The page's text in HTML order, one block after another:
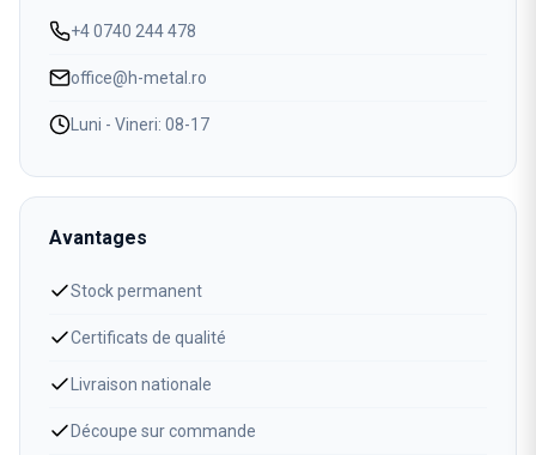
+4 0740 244 478
office@h-metal.ro
Luni - Vineri: 08-17
Avantages
Stock permanent
Certificats de qualité
Livraison nationale
Découpe sur commande